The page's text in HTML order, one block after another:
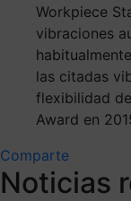
Workpiece
vibraciones
las citadas
flexibilidad
Award en
Comparte
Noticias